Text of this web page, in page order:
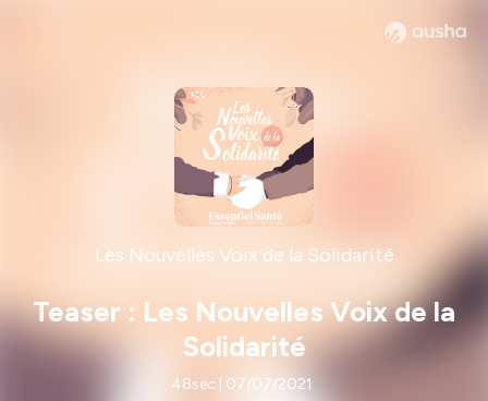
Les Nouvelles Voix de la Solidarité
Teaser : Les Nouvelles Voix de la
Solidarité
48sec | 07/07/2021